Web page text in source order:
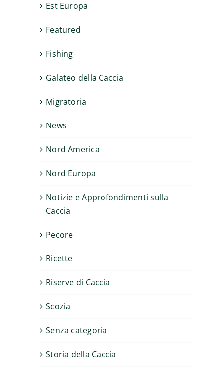
Est Europa
Featured
Fishing
Galateo della Caccia
Migratoria
News
Nord America
Nord Europa
Notizie e Approfondimenti sulla
Caccia
Pecore
Ricette
Riserve di Caccia
Scozia
Senza categoria
Storia della Caccia